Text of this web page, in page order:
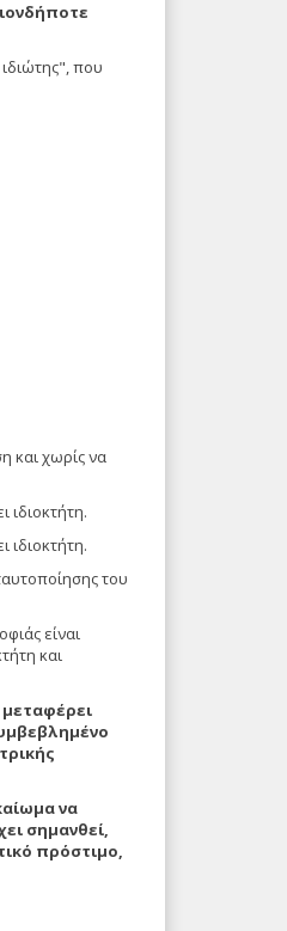
που
και χωρίς να
του
είναι
και
να
σημανθεί,
πρόστιμο,